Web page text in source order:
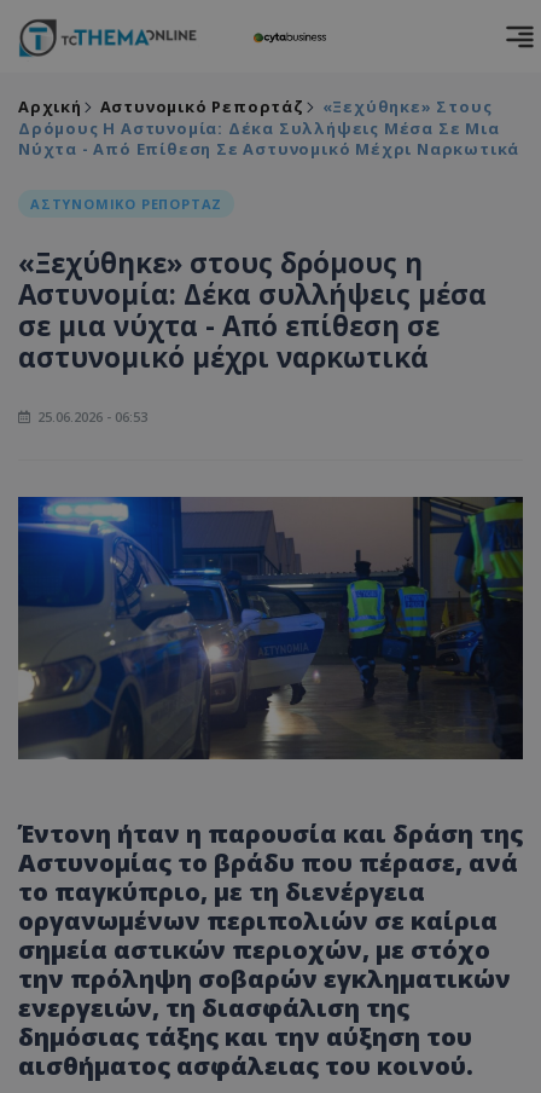
Αρχική Αστυνομικό Ρεπορτάζ
«Ξεχύθηκε» Στους
Δρόμους Η Αστυνομία: Δέκα Συλλήψεις Μέσα Σε Μια
Νύχτα - Από Επίθεση Σε Αστυνομικό Μέχρι Ναρκωτικά
ΑΣΤΥΝΟΜΙΚΟ ΡΕΠΟΡΤΑΖ
«Ξεχύθηκε» στους δρόμους η
Αστυνομία: Δέκα συλλήψεις μέσα
σε μια νύχτα - Από επίθεση σε
αστυνομικό μέχρι ναρκωτικά
25.06.2026 - 06:53
Έντονη ήταν η παρουσία και δράση της
Αστυνομίας το βράδυ που πέρασε, ανά
το παγκύπριο, με τη διενέργεια
οργανωμένων περιπολιών σε καίρια
σημεία αστικών περιοχών, με στόχο
την πρόληψη σοβαρών εγκληματικών
ενεργειών, τη διασφάλιση της
δημόσιας τάξης και την αύξηση του
αισθήματος ασφάλειας του κοινού.